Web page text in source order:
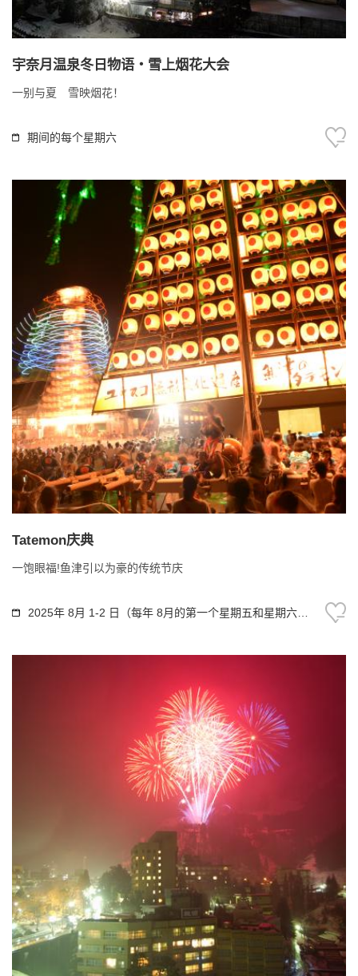
宇奈月温泉冬日物语・雪上烟花大会
一别与夏 雪映烟花！
期间的每个星期六
Tatemon庆典
一饱眼福!鱼津引以为豪的传统节庆
2025年 8月 1-2 日（每年 8月的第一个星期五和星期六）